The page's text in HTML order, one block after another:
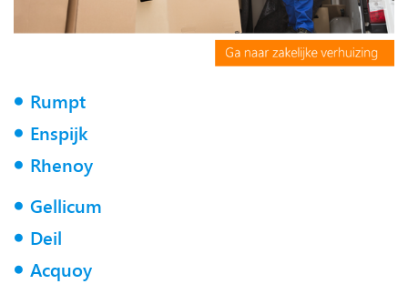
Rumpt
Enspijk
Rhenoy
Gellicum
Deil
Acquoy